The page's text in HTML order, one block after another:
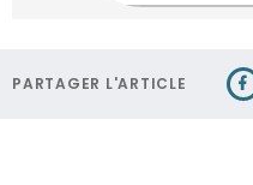
PARTAGER L'ARTICLE